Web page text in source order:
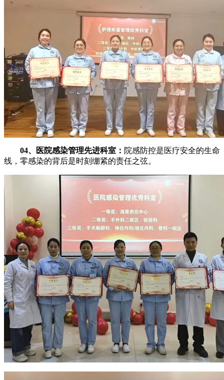
04、医院感染管理先进科室： 院感防控是医疗安全的生命
线，零感染的背后是时刻绷紧的责任之弦。